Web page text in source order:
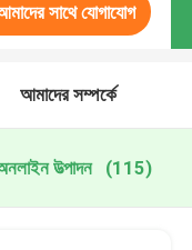
সাথে যোগাযোগ
আমাদের সম্পর্কে
উত্পাদন (115)